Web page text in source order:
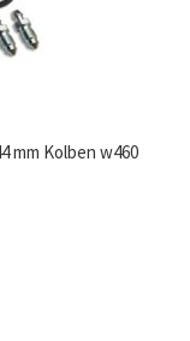
mm Kolben w460